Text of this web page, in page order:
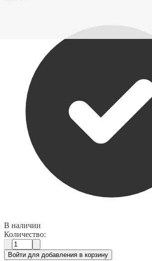
В наличии
Количество:
Войти для добавления в корзину